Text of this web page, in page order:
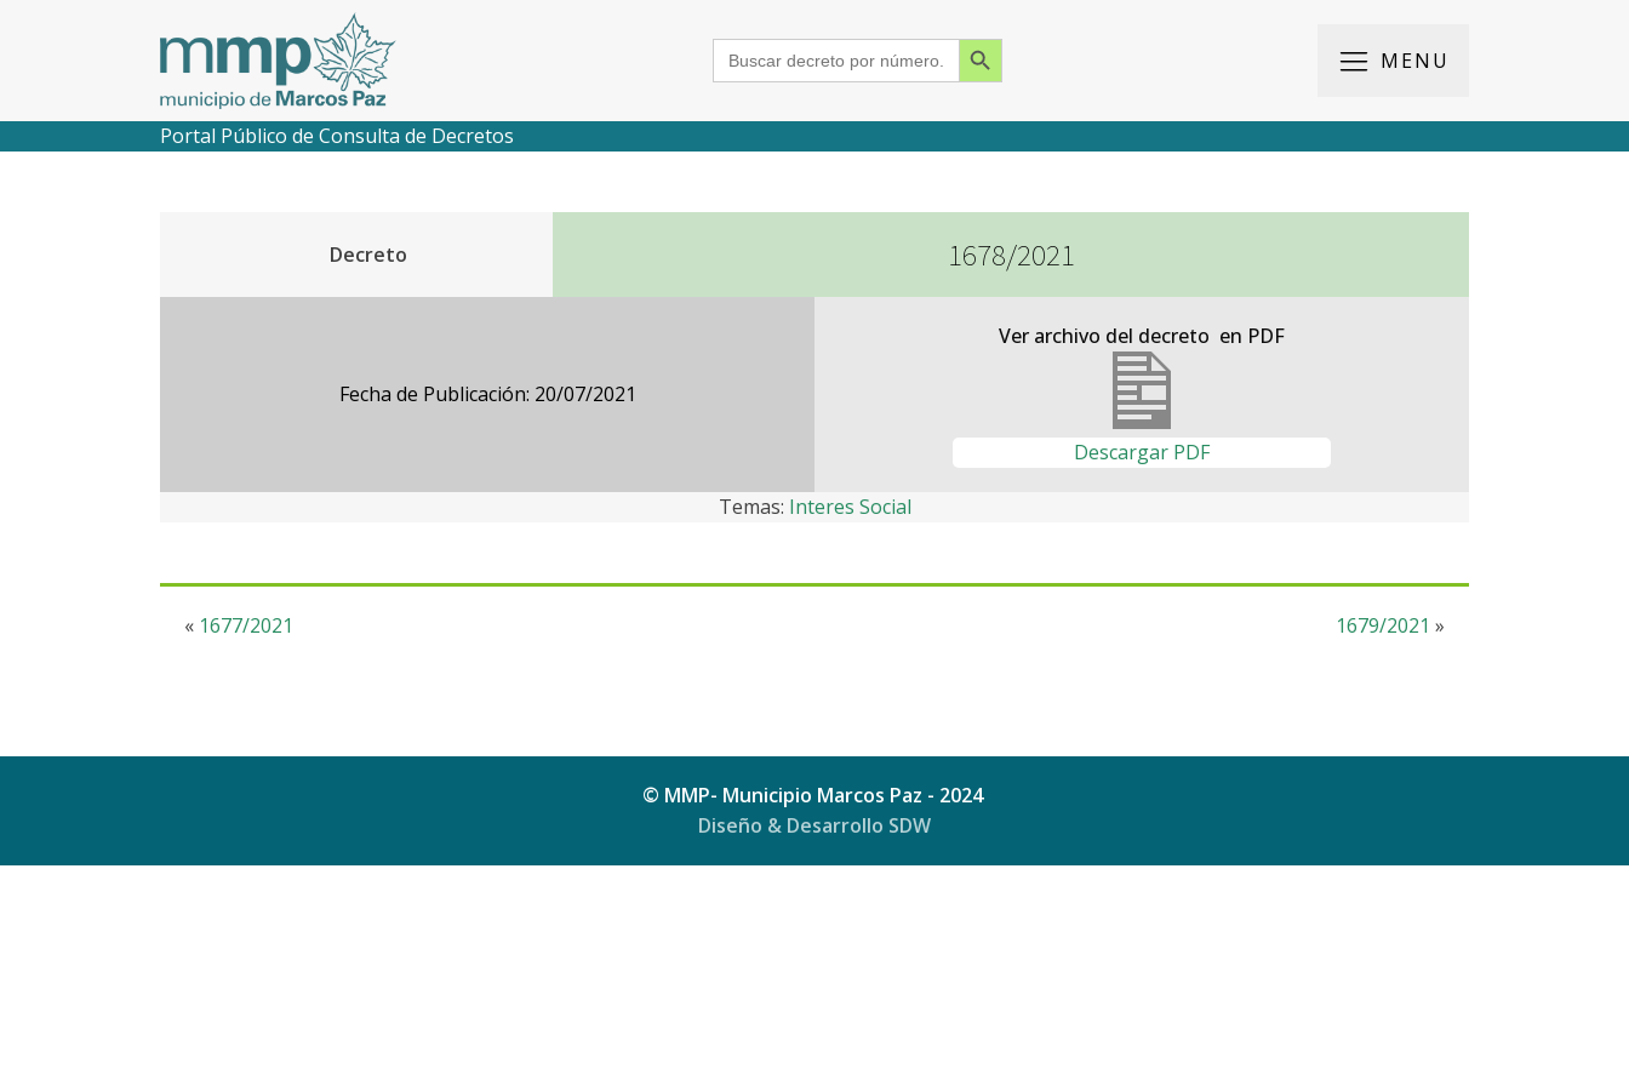
Search
for:
Search Button
MENU
2018
2017
2016
2015
Portal Público de Consulta de Decretos
Decreto 1678/2021
Fecha de Publicación: 20/07/2021
Ver archivo del decreto en PDF
Descargar PDF
Temas: Interes Social
« 1677/2021 1679/2021 »
© MMP- Municipio Marcos Paz - 2024
Diseño & Desarrollo SDW